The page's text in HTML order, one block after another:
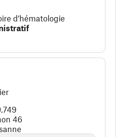
d'hématologie
46